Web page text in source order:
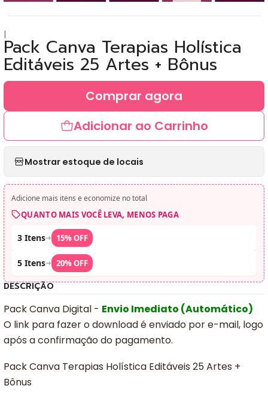
|Pack Canva Terapias Holística
Editáveis 25 Artes + Bônus
Adicionar ao Carrinho
Comprar agora
Mostrar estoque de locais
Adicione mais itens e economize no total
QUANTO MAIS VOCÊ LEVA, MENOS PAGA
3 Itens➜ 15% OFF
5 Itens➜ 20% OFF
DESCRIÇÃO
Pack Canva Digital - Envio Imediato (Automático)
O link para fazer o download é enviado por e-mail, logo
após a confirmação do pagamento.
Pack Canva Terapias Holística Editáveis 25 Artes +
Bônus